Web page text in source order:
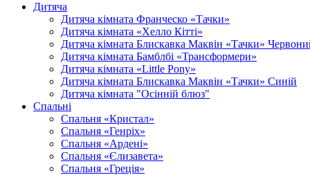
Дитяча
Дитяча кімната Франческо «Тачки»
Дитяча кімната «Хелло Кітті»
Дитяча кімната Блискавка Маквін «Тачки»
Дитяча кімната Бамблбі «Трансформери»
Дитяча кімната «Little Pony»
Дитяча кімната Блискавка Маквін «Тачки» Синій
Дитяча кімната "Осінній блюз"
Спальні
Спальня «Кристал»
Спальня «Генріх»
Спальня «Ардені»
Спальня «Єлизавета»
Спальня «Греція»